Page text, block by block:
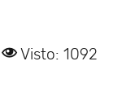
Visto: 1092